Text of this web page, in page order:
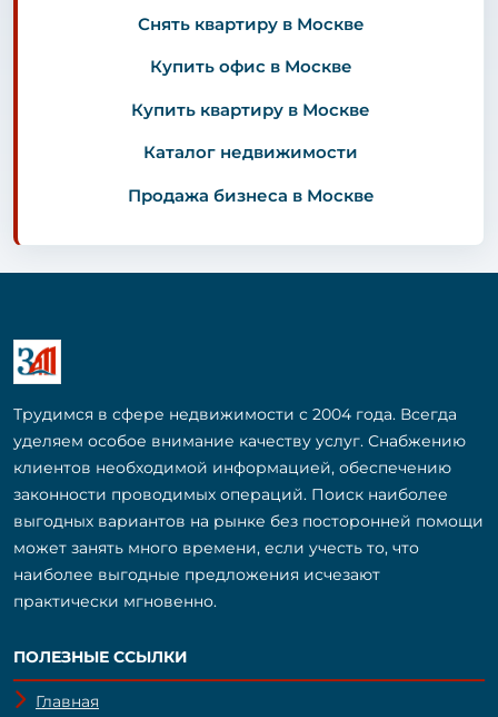
Снять квартиру в Москве
Купить офис в Москве
Купить квартиру в Москве
Каталог недвижимости
Продажа бизнеса в Москве
Трудимся в сфере недвижимости с 2004 года. Всегда
уделяем особое внимание качеству услуг. Снабжению
клиентов необходимой информацией, обеспечению
законности проводимых операций. Поиск наиболее
выгодных вариантов на рынке без посторонней помощи
может занять много времени, если учесть то, что
наиболее выгодные предложения исчезают
практически мгновенно.
ПОЛЕЗНЫЕ ССЫЛКИ
Главная